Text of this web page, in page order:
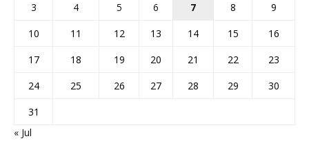
3
4 5 6 7 8
9
10
11 12 13 14 15
16
17
18 19 20 21 22
23
24
25 26 27 28 29
30
31
« Jul